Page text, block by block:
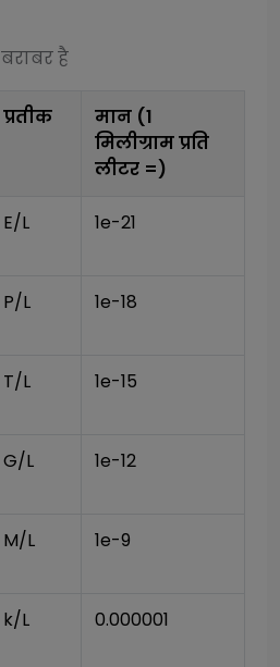
बराबर है
प्रतीक
मान (1
मिलीग्राम प्रति
लीटर =)
E/L 1e-21
P/L 1e-18
T/L 1e-15
G/L 1e-12
M/L 1e-9
k/L 0.000001